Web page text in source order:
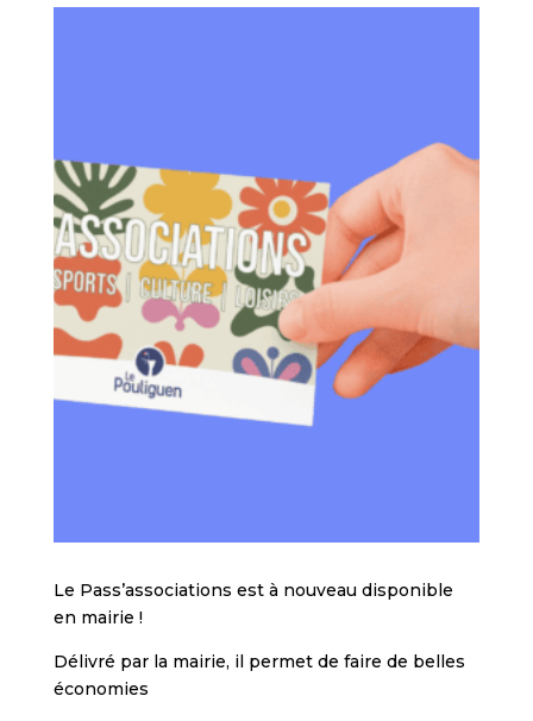
Le Pass’associations est à nouveau disponible
en mairie !
Délivré par la mairie, il permet de faire de belles
économies